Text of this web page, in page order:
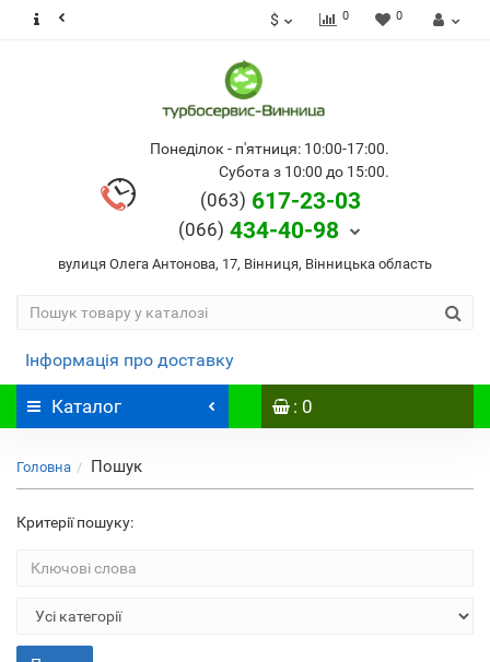
$ 0 0
Понеділок - п'ятниця: 10:00-17:00.
Субота з 10:00 до 15:00.
(063) 617-23-03
(066) 434-40-98
вулиця Олега Антонова, 17, Вінниця, Вінницька область
Інформація про доставку
Каталог : 0
Головна Пошук
Критерії пошуку: